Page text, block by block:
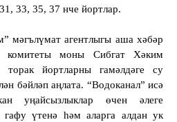
33, 35, 37 нче йортлар.
мәгълүмат агентлыгы аша хәбәр
комитеты моны Сибгат Хәким
йортларны гамәлдәге су
бәйләп аңлата. “Водоканал” исә
уңайсызлыклар өчен әлеге
гафу үтенә һәм аларга алдан ук